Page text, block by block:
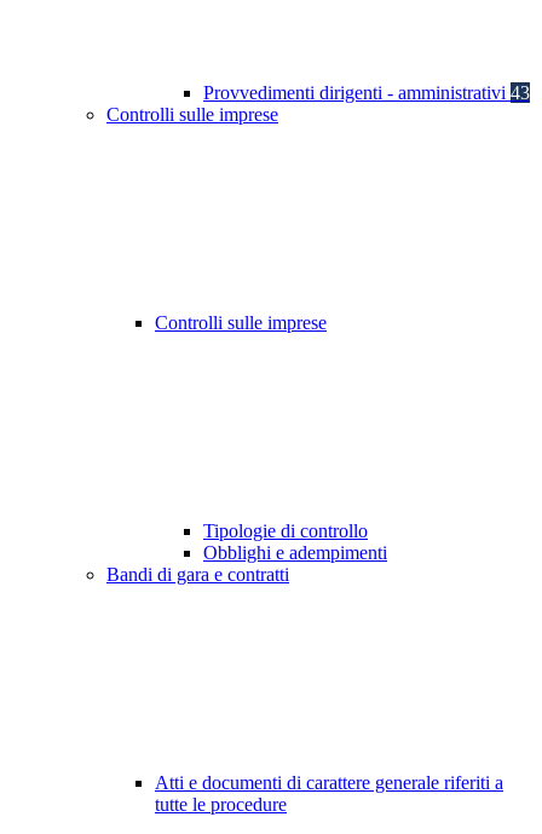
Provvedimenti dirigenti - amministrativi 43
Controlli sulle imprese
Controlli sulle imprese
Tipologie di controllo
Obblighi e adempimenti
Bandi di gara e contratti
Atti e documenti di carattere generale riferiti a
tutte le procedure